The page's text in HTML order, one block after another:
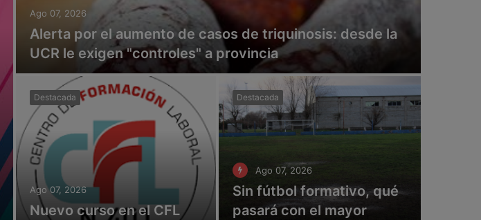
Ago 07, 2026
Alerta por el aumento de casos de triquinosis: desde la
UCR le exigen "controles" a provincia
Destacada
Ago 07, 2026
Nuevo curso en el CFL
Destacada
Ago 07, 2026
Sin fútbol formativo, qué
pasará con el mayor